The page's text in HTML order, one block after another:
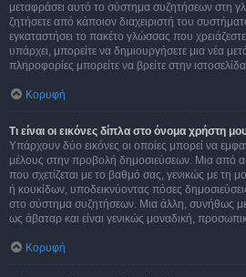
μεταφράσει αυτό το σύστημα συζητήσεων στη
ζητήσετε από κάποιον διαχειριστή του
εγκαταστήσει το πακέτο γλώσσας που
υπάρχει, μπορείτε να δημιουργήσετε μια νέα
πληροφορίες μπορείτε να βρείτε στην
Κορυφή
Τι είναι οι εικόνες δίπλα στο όνομα χρήστη
Υπάρχουν δύο εικόνες οι οποίες μπορεί να
μέλους στην προβολή δημοσιεύσεων. Μια από
που σχετίζεται με το βαθμό σας, γενικώς με
ή κουκίδων, υποδεικνύοντας πόσες
στο σύστημα συζητήσεων. Μια άλλη, συνήθως
ως άβαταρ και είναι γενικώς μοναδική,
Κορυφή